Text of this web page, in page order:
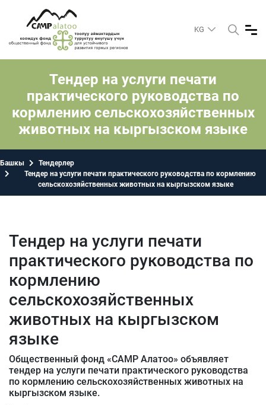
KG
Тендер на услуги печати
практического руководства по
кормлению сельскохозяйственных
животных на кыргызском языке
Башкы
Тендерлер
Тендер на услуги печати практического руководства по кормлению
сельскохозяйственных животных на кыргызском языке
Тендер на услуги печати
практического руководства по
кормлению
сельскохозяйственных
животных на кыргызском
языке
Общественный фонд «САМР Алатоо» объявляет
тендер на услуги печати практического руководства
по кормлению сельскохозяйственных животных на
кыргызском языке.